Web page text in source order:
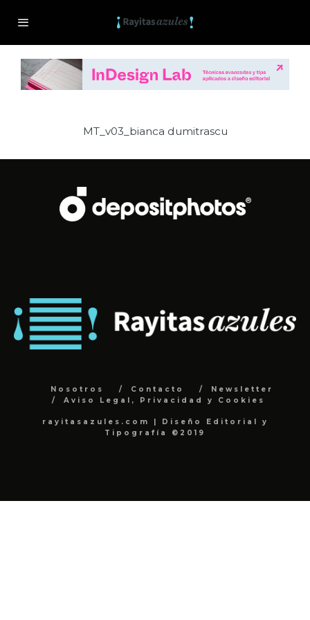
MT_v03_bianca dumitrascu
Nosotros Contacto
Newsletter
Aviso Legal, Privacidad y Cookies
rayitasazules.com | Diseño Editorial y
Tipografía ©2019